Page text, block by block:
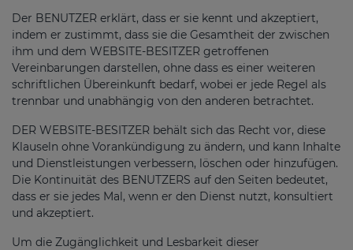
Der BENUTZER erklärt, dass er sie kennt und akzeptiert,
indem er zustimmt, dass sie die Gesamtheit der zwischen
ihm und dem WEBSITE-BESITZER getroffenen
Vereinbarungen darstellen, ohne dass es einer weiteren
schriftlichen Übereinkunft bedarf, wobei er jede Regel als
trennbar und unabhängig von den anderen betrachtet.
DER WEBSITE-BESITZER behält sich das Recht vor, diese
Klauseln ohne Vorankündigung zu ändern, und kann Inhalte
und Dienstleistungen verbessern, löschen oder hinzufügen.
Die Kontinuität des BENUTZERS auf den Seiten bedeutet,
dass er sie jedes Mal, wenn er den Dienst nutzt, konsultiert
und akzeptiert.
Um die Zugänglichkeit und Lesbarkeit dieser